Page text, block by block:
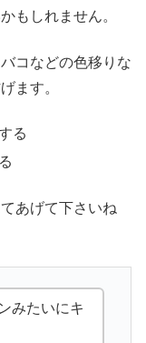
もしれません。
コなどの色移りな
ます。
る
あげて下さいね
みたいにキ